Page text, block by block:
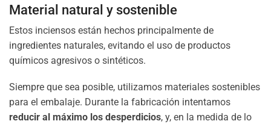
Material natural y sostenible
Estos inciensos están hechos principalmente de
ingredientes naturales, evitando el uso de productos
químicos agresivos o sintéticos.
Siempre que sea posible, utilizamos materiales sostenibles
para el embalaje. Durante la fabricación intentamos
reducir al máximo los desperdicios, y, en la medida de lo